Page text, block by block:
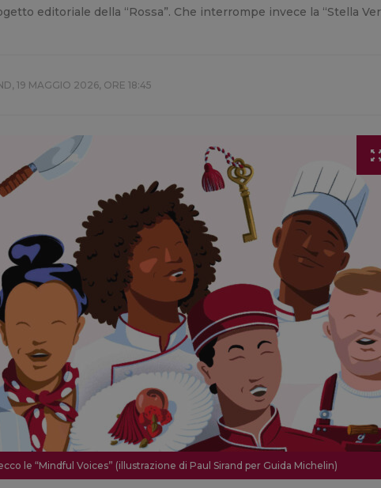
editoriale della “Rossa”. Che interrompe invece la “Stella
19 MAGGIO 2026, ORE 18:45
le “Mindful Voices” (illustrazione di Paul Sirand per Guida Michelin)